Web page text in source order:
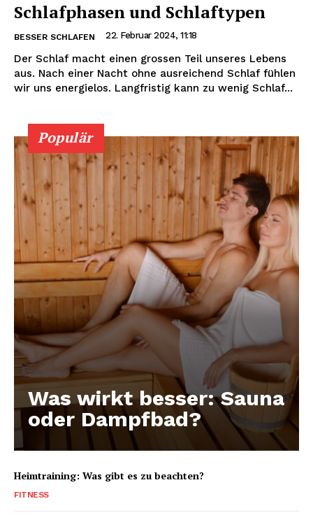
Schlafphasen und Schlaftypen
BESSER SCHLAFEN 22. Februar 2024, 11:18
Der Schlaf macht einen grossen Teil unseres Lebens
aus. Nach einer Nacht ohne ausreichend Schlaf fühlen
wir uns energielos. Langfristig kann zu wenig Schlaf...
Populär
Was wirkt besser: Sauna
oder Dampfbad?
Heimtraining: Was gibt es zu beachten?
FITNESS